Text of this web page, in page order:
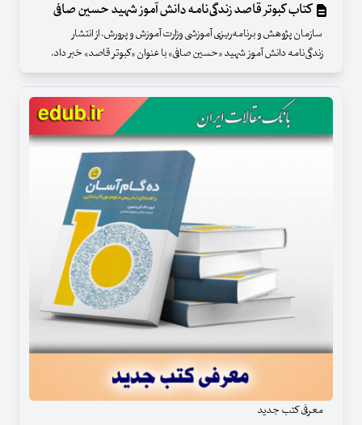
کتاب کبوتر قاصد زندگی‌نامه‌ دانش آموز شهید حسین صافی
سازمان پژوهش و برنامه‌ریزی آموزشی وزارت آموزش و پرورش، از انتشار
زندگی‌نامه‌ دانش آموز شهید «حسین صافی» با عنوان «کبوتر قاصد» خبر داد.
معرفی کتب جدید